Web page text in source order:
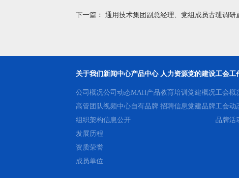
下一篇： 通用技术集团副总经理、党组成员古琎调研
关于我们
公司概况
高管团队
组织架构
发展历程
资质荣誉
成员单位
新闻中心
公司动态
视频中心
信息公开
产品中心
MAH产品
自有品牌
人力资源
教育培训
招聘信息
党的建设
党建概况
党建品牌
工会工
工会概
工会动
品牌活